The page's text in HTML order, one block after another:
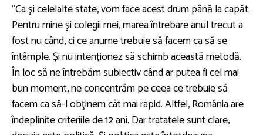
“Ca şi celelalte state, vom face acest drum până la capăt.
Pentru mine şi colegii mei, marea întrebare anul trecut a
fost nu când, ci ce anume trebuie să facem ca să se
întâmple. Şi nu intenţionez să schimb această metodă.
În loc să ne întrebăm subiectiv când ar putea fi cel mai
bun moment, ne concentrăm pe ceea ce trebuie să
facem ca să-l obţinem cât mai rapid. Altfel, România are
îndeplinite criteriile de 12 ani. Dar tratatele sunt clare,